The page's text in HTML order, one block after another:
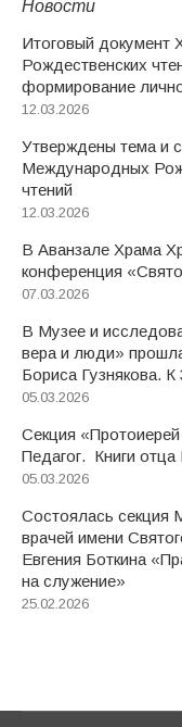
Новости
Итоговый
Рождественских
формирование
12.03.2026
Утверждены тема и
Международных
чтений
12.03.2026
В Аванзале Храма
конференция
07.03.2026
В Музее и
вера и люди»
Бориса Гузнякова.
05.03.2026
Секция
Педагог. Книги отца
05.03.2026
Состоялась секция
врачей имени
Евгения Боткина
на служение»
25.02.2026